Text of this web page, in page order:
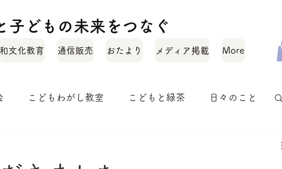
どもの未来をつなぐ
和文化教育 通信販売 おたより メディア掲載 More
こどもわがし教室 こどもと緑茶 日々のこと